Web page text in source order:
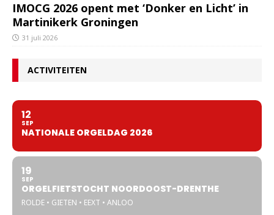
IMOCG 2026 opent met ‘Donker en Licht’ in
Martinikerk Groningen
31 juli 2026
ACTIVITEITEN
12
SEP
NATIONALE ORGELDAG 2026
19
SEP
ORGELFIETSTOCHT NOORDOOST-DRENTHE
ROLDE • GIETEN • EEXT • ANLOO